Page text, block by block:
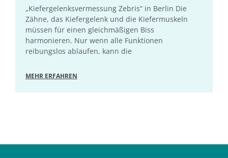
„Kiefergelenksvermessung Zebris“ in Berlin Die
Zähne, das Kiefergelenk und die Kiefermuskeln
müssen für einen gleichmäßigen Biss
harmonieren. Nur wenn alle Funktionen
reibungslos ablaufen, kann die
MEHR ERFAHREN